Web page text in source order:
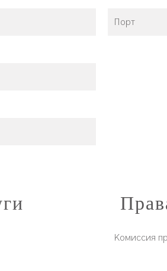
Порт
Комиссия